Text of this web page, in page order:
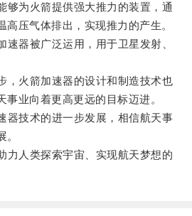
为火箭提供强大推力的装置，通
高压气体排出，实现推力的产生。
器被广泛运用，用于卫星发射、
火箭加速器的设计和制造技术也
事业向着更高更远的目标迈进。
技术的进一步发展，相信航天事
人类探索宇宙、实现航天梦想的